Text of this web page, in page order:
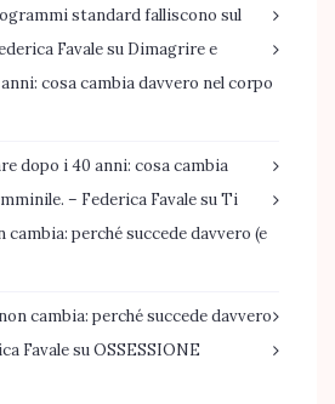
standard falliscono sul
Favalesu Dimagrire e
cosa cambia davvero nel corpo
dopo i 40 anni: cosa cambia
– Federica FavalesuTi
perché succede davvero (e
cambia: perché succede davvero
FavalesuOSSESSIONE